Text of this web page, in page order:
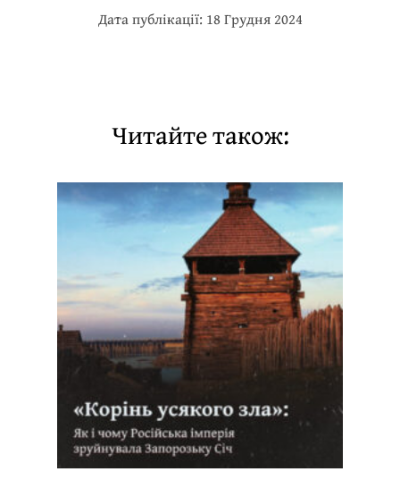
Дата публікації: 18 Грудня 2024
Читайте також: